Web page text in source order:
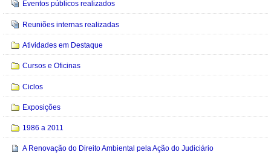
Eventos públicos realizados
Reuniões internas realizadas
Atividades em Destaque
Cursos e Oficinas
Ciclos
Exposições
1986 a 2011
A Renovação do Direito Ambiental pela Ação do Judiciário